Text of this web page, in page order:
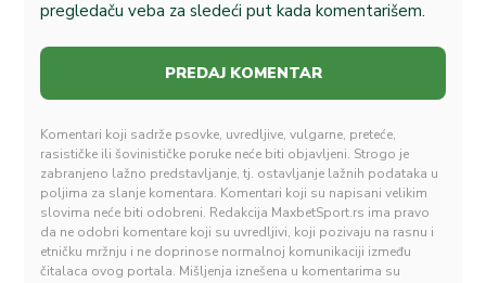
pregledaču veba za sledeći put kada komentarišem.
Komentari koji sadrže psovke, uvredljive, vulgarne, preteće,
rasističke ili šovinističke poruke neće biti objavljeni. Strogo je
zabranjeno lažno predstavljanje, tj. ostavljanje lažnih podataka u
poljima za slanje komentara. Komentari koji su napisani velikim
slovima neće biti odobreni. Redakcija MaxbetSport.rs ima pravo
da ne odobri komentare koji su uvredljivi, koji pozivaju na rasnu i
etničku mržnju i ne doprinose normalnoj komunikaciji između
čitalaca ovog portala. Mišljenja iznešena u komentarima su